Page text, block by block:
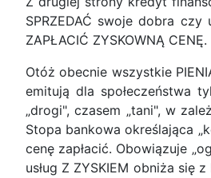
SPRZEDAĆ swoje dobra czy
ZAPŁACIĆ ZYSKOWNĄ
Otóż obecnie wszystkie
emitują dla społeczeństwa
„drogi", czasem „tani", w
Stopa bankowa określająca
cenę zapłacić. Obowiązuje
usług Z ZYSKIEM obniża się